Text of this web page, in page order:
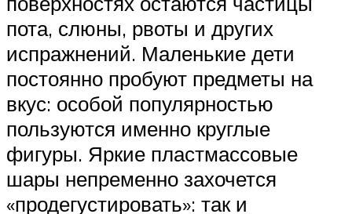
пота, слюны, рвоты и других
испражнений. Маленькие дети
постоянно пробуют предметы на
вкус: особой популярностью
пользуются именно круглые
фигуры. Яркие пластмассовые
шары непременно захочется
«продегустировать»: так и